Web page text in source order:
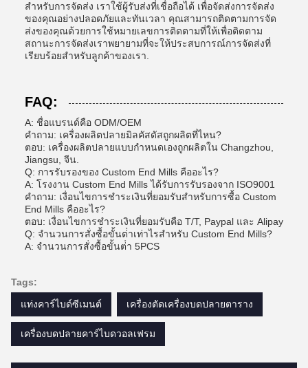
สําหรับการจัดส่ง เราใช้ผู้รับส่งที่เชื่อถือได้ เพื่อจัดส่งการจัดส่ง
ของคุณอย่างปลอดภัยและทันเวลา คุณสามารถติดตามการจัด
ส่งของคุณด้วยการใช้หมายเลขการติดตามที่ให้เพื่อติดตาม
สถานะการจัดส่งเราพยายามที่จะให้ประสบการณ์การจัดส่งที่
เรียบร้อยสําหรับลูกค้าของเรา.
FAQ:
A: ชื่อแบรนด์คือ ODM/OEM
คําถาม: เครื่องผลิตปลายมิลคัสดัสถูกผลิตที่ไหน?
ตอบ: เครื่องผลิตปลายแบบกําหนดเองถูกผลิตใน Changzhou,
Jiangsu, จีน.
Q: การรับรองของ Custom End Mills คืออะไร?
A: โรงงาน Custom End Mills ได้รับการรับรองจาก ISO9001
คําถาม: เงื่อนไขการชําระเงินที่ยอมรับสําหรับการซื้อ Custom
End Mills คืออะไร?
ตอบ: เงื่อนไขการชําระเงินที่ยอมรับคือ T/T, Paypal และ Alipay
Q: จํานวนการสั่งซื้อขั้นต่ําเท่าไรสําหรับ Custom End Mills?
A: จํานวนการสั่งซื้อขั้นต่ํา 5PCS
Tags:
แท่งคาร์ไบด์ซีเมนต์
เครื่องตัดเครื่องบดปลายตาราง
เครื่องบดปลายคาร์ไบดวอลเฟรม